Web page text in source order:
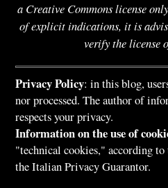
a Creative Commons license
of explicit indications, it is
verify the license
Privacy Policy: in this blog,
nor processed. The author of
respects your privacy.
Information on the use of
"technical cookies," according
the Italian Privacy Guarantor.